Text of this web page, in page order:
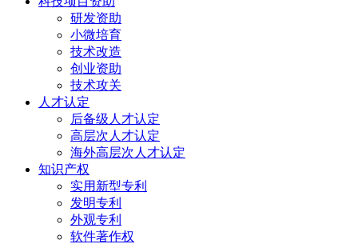
研发资助
小微培育
技术改造
创业资助
技术攻关
人才认定
后备级人才认定
高层次人才认定
海外高层次人才认定
知识产权
实用新型专利
发明专利
外观专利
软件著作权